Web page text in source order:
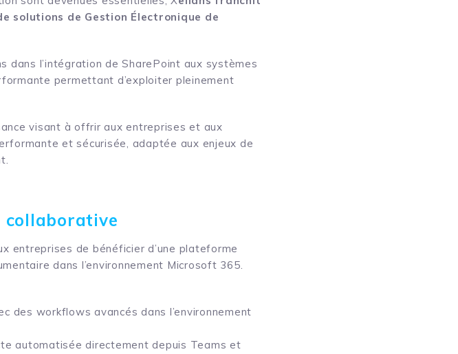
solutions de Gestion Électronique de
dans l’intégration de SharePoint aux systèmes
permettant d’exploiter pleinement
visant à offrir aux entreprises et aux
et sécurisée, adaptée aux enjeux de
collaborative
entreprises de bénéficier d’une plateforme
dans l’environnement Microsoft 365.
des workflows avancés dans l’environnement
automatisée directement depuis Teams et